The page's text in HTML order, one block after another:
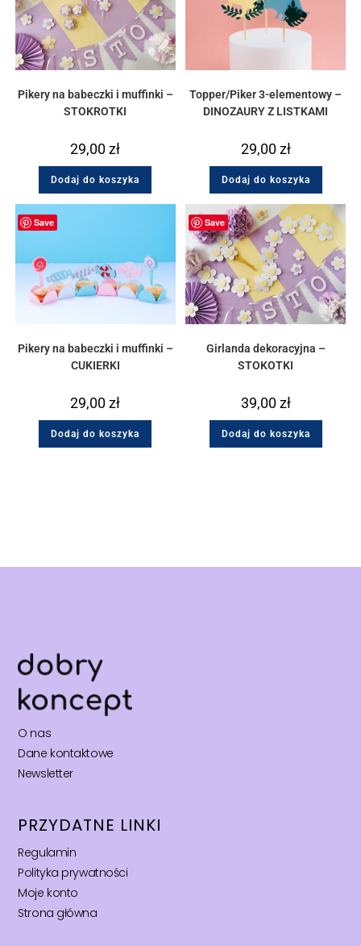
Pikery na babeczki i muffinki –
STOKROTKI
29,00zł
Dodaj do koszyka
Topper/Piker 3-elementowy –
DINOZAURY Z LISTKAMI
29,00zł
Dodaj do koszyka
Save
Pikery na babeczki i muffinki –
CUKIERKI
29,00zł
Dodaj do koszyka
Save
Girlanda dekoracyjna –
STOKOTKI
39,00zł
Dodaj do koszyka
O nas
Dane kontaktowe
Newsletter
PRZYDATNE LINKI
Regulamin
Polityka prywatności
Moje konto
Strona główna